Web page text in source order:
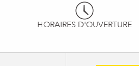
HORAIRES D'OUVERTURE